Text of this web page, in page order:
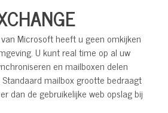
Microsoft heeft u geen omkijken
U kunt real time op al uw
en mailboxen delen
mailbox grootte bedraagt
dan de gebruikelijke web opslag bij